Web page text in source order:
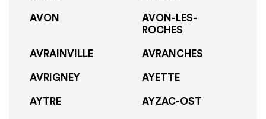
AVON
AVON-LES-
ROCHES
AVRAINVILLE AVRANCHES
AVRIGNEY AYETTE
AYTRE AYZAC-OST